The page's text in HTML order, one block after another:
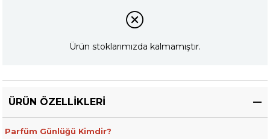
Ürün stoklarımızda kalmamıştır.
ÜRÜN ÖZELLIKLERI
Parfüm Günlüğü Kimdir?